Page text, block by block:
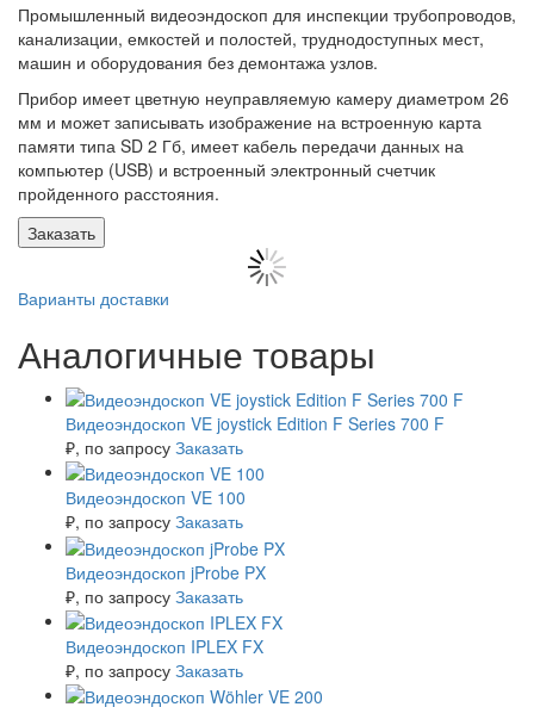
Промышленный видеоэндоскоп для инспекции трубопроводов,
канализации, емкостей и полостей, труднодоступных мест,
машин и оборудования без демонтажа узлов.
Прибор имеет цветную неуправляемую камеру диаметром 26
мм и может записывать изображение на встроенную карта
памяти типа SD 2 Гб, имеет кабель передачи данных на
компьютер (USB) и встроенный электронный счетчик
пройденного расстояния.
Заказать
Варианты доставки
Аналогичные товары
Видеоэндоскоп VE joystick Edition F Series 700 F
₽, по запросу Заказать
Видеоэндоскоп VE 100
₽, по запросу Заказать
Видеоэндоскоп jProbe PX
₽, по запросу Заказать
Видеоэндоскоп IPLEX FX
₽, по запросу Заказать